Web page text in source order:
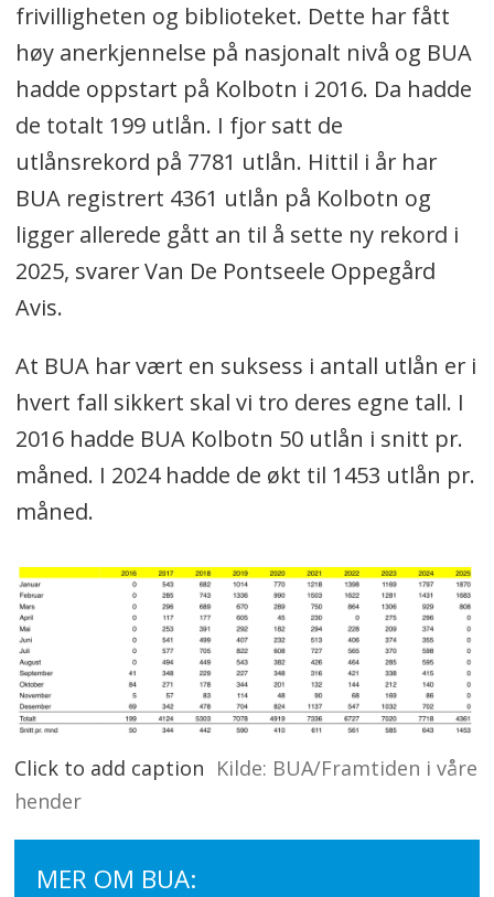
frivilligheten og biblioteket. Dette har fått
høy anerkjennelse på nasjonalt nivå og BUA
hadde oppstart på Kolbotn i 2016. Da hadde
de totalt 199 utlån. I fjor satt de
utlånsrekord på 7781 utlån. Hittil i år har
BUA registrert 4361 utlån på Kolbotn og
ligger allerede gått an til å sette ny rekord i
2025, svarer Van De Pontseele Oppegård
Avis.
At BUA har vært en suksess i antall utlån er i
hvert fall sikkert skal vi tro deres egne tall. I
2016 hadde BUA Kolbotn 50 utlån i snitt pr.
måned. I 2024 hadde de økt til 1453 utlån pr.
måned.
Click to add caption Kilde: BUA/Framtiden i våre
hender
MER OM BUA: